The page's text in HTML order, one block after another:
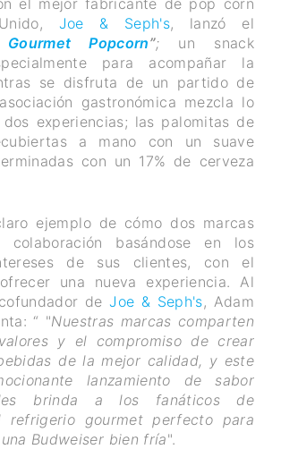
Joe & Seph's, lanzó el
Popcorn”; un snack
para acompañar la
se disfruta de un partido de
gastronómica mezcla lo
experiencias; las palomitas de
a mano con un suave
con un 17% de cerveza
ejemplo de cómo dos marcas
colaboración basándose en los
de sus clientes, con el
una nueva experiencia. Al
deJoe & Seph's, Adam
“ "Nuestras marcas comparten
y el compromiso de crear
de la mejor calidad, y este
lanzamiento de sabor
les brinda a los fanáticos de
refrigerio gourmet perfecto para
Budweiser bien fría".